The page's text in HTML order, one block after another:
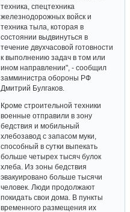
техника, спецтехника
железнодорожных войск и
техника тыла, которая в
состоянии выдвинуться в
течение двухчасовой готовности
к выполнению задач в том или
ином направлении", - сообщил
замминистра обороны РФ
Дмитрий Булгаков.
Кроме строительной техники
военные отправили в зону
бедствия и мобильный
хлебозавод с запасом муки,
способный в сутки выпекать
больше четырех тысяч булок
хлеба. Из зоны бедствия
эвакуировано больше тысячи
человек. Люди продолжают
покидать свои дома. В пункты
временного размещения их